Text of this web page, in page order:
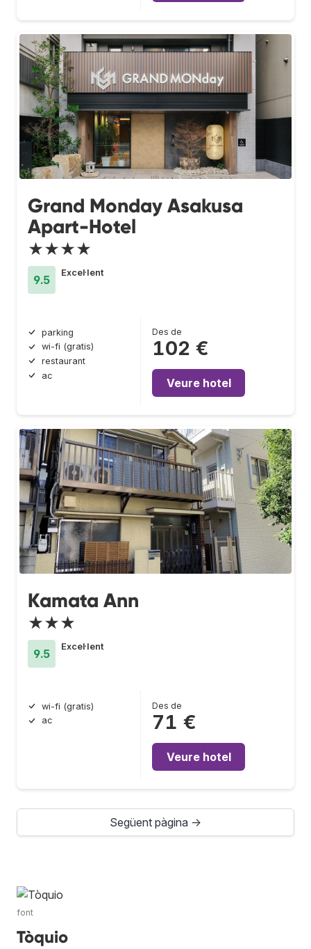
Grand Monday Asakusa
Apart-Hotel
★★★★
9.5
Excel·lent
parking
wi-fi (gratis)
restaurant
ac
Des de
102 €
Veure hotel
Kamata Ann
★★★
9.5
Excel·lent
wi-fi (gratis)
ac
Des de
71 €
Veure hotel
Següent pàgina →
font
Tòquio